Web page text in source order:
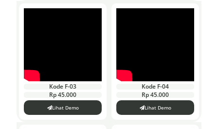
Kode F-03
Rp 45.000
Lihat Demo
Kode F-04
Rp 45.000
Lihat Demo